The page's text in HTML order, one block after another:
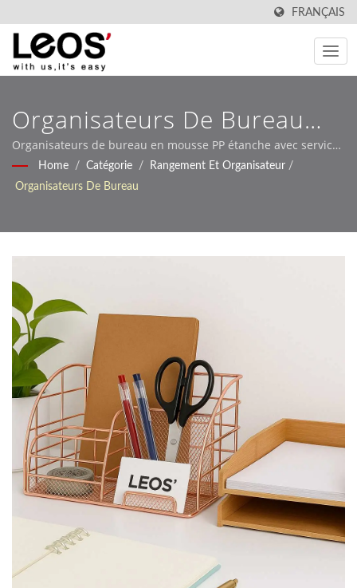
FRANÇAIS
Organisateurs De Bureau
Durables Pour Le Stockage
Au Bureau, À L'école Et À La
Organisateurs de bureau en mousse PP étanche avec services
de personnalisation OEM
Home / Catégorie / Rangement Et Organisateur /
Organisateurs De Bureau